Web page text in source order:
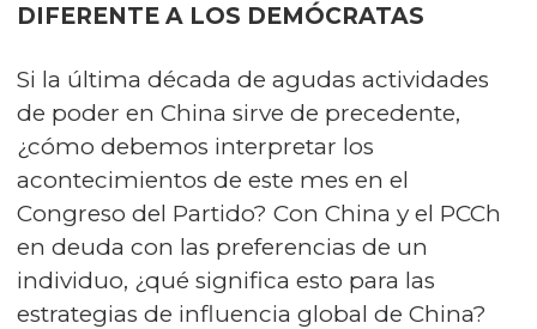
DIFERENTE A LOS DEMÓCRATAS
Si la última década de agudas actividades
de poder en China sirve de precedente,
¿cómo debemos interpretar los
acontecimientos de este mes en el
Congreso del Partido? Con China y el PCCh
en deuda con las preferencias de un
individuo, ¿qué significa esto para las
estrategias de influencia global de China?